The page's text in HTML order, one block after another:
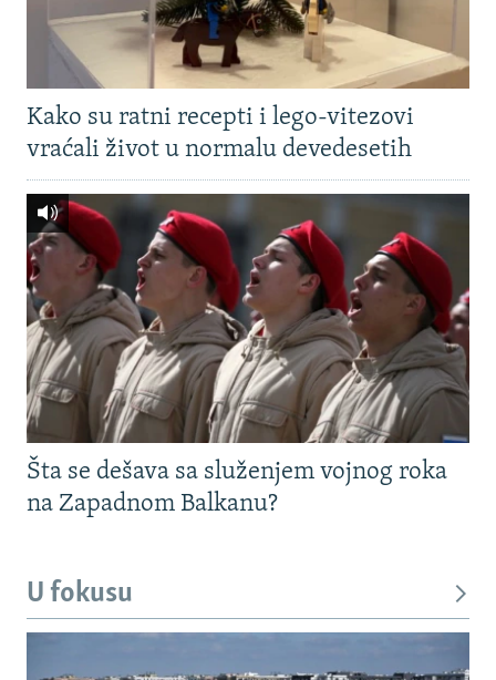
Kako su ratni recepti i lego-vitezovi
vraćali život u normalu devedesetih
Šta se dešava sa služenjem vojnog roka
na Zapadnom Balkanu?
U fokusu